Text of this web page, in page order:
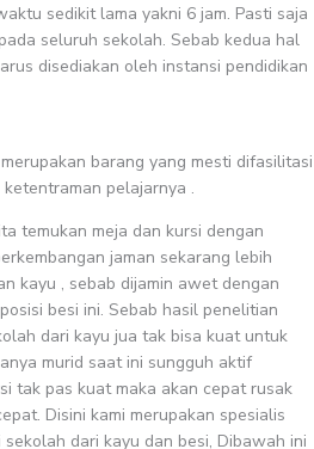
sedikit lama yakni 6 jam. Pasti saja
seluruh sekolah. Sebab kedua hal
disediakan oleh instansi pendidikan
barang yang mesti difasilitasi
pelajarnya .
temukan meja dan kursi dengan
jaman sekarang lebih
kayu , sebab dijamin awet dengan
besi ini. Sebab hasil penelitian
dari kayu jua tak bisa kuat untuk
murid saat ini sungguh aktif
tak pas kuat maka akan cepat rusak
Disini kami merupakan spesialis
dari kayu dan besi, Dibawah ini